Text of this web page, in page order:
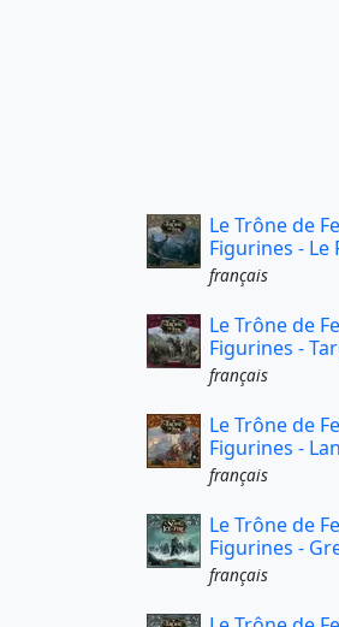
Le Trône de
Figurines - Le
français
Le Trône de
Figurines -
français
Le Trône de
Figurines -
français
Le Trône de
Figurines -
français